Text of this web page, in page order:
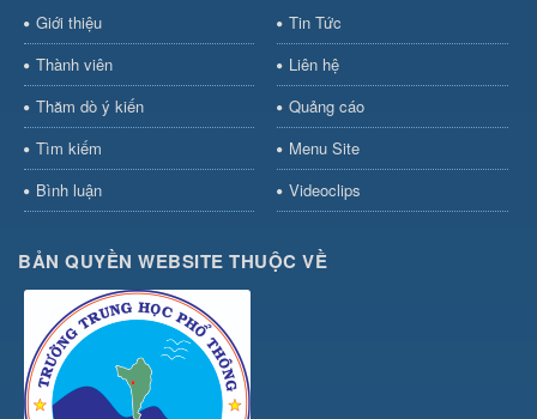
Giới thiệu
Tin Tức
Thành viên
Liên hệ
Thăm dò ý kiến
Quảng cáo
Tìm kiếm
Menu Site
Bình luận
Videoclips
BẢN QUYỀN WEBSITE THUỘC VỀ